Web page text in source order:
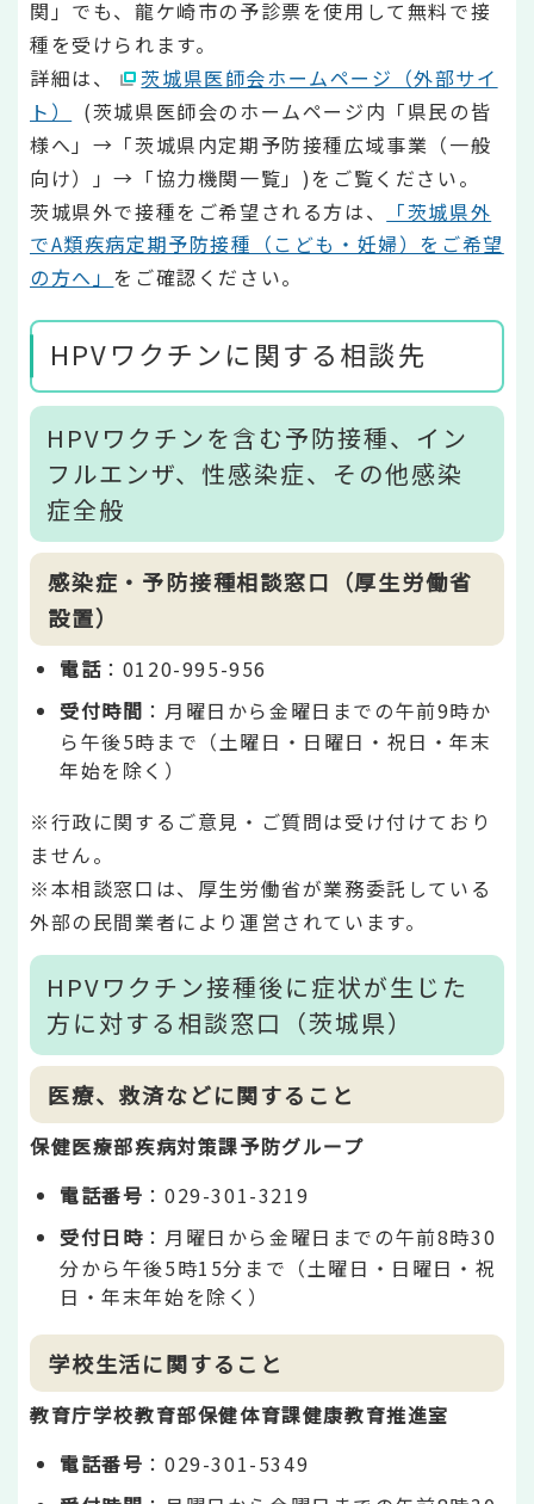
関」でも、龍ケ崎市の予診票を使用して無料で接
種を受けられます。
詳細は、
茨城県医師会ホームページ（外部サイ
ト）
(茨城県医師会のホームページ内「県民の皆
様へ」→「茨城県内定期予防接種広域事業（一般
向け）」→「協力機関一覧」)をご覧ください。
茨城県外で接種をご希望される方は、
「茨城県外
でA類疾病定期予防接種（こども・妊婦）をご希望
の方へ」 をご確認ください。
HPVワクチンに関する相談先
HPVワクチンを含む予防接種、イン
フルエンザ、性感染症、その他感染
症全般
感染症・予防接種相談窓口（厚生労働省
設置）
電話 ：0120-995-956
受付時間 ：月曜日から金曜日までの午前9時か
ら午後5時まで（土曜日・日曜日・祝日・年末
年始を除く）
※行政に関するご意見・ご質問は受け付けており
ません。
※本相談窓口は、厚生労働省が業務委託している
外部の民間業者により運営されています。
HPVワクチン接種後に症状が生じた
方に対する相談窓口（茨城県）
医療、救済などに関すること
保健医療部疾病対策課予防グループ
電話番号 ：029-301-3219
受付日時 ：月曜日から金曜日までの午前8時30
分から午後5時15分まで（土曜日・日曜日・祝
日・年末年始を除く）
学校生活に関すること
教育庁学校教育部保健体育課健康教育推進室
電話番号 ：029-301-5349